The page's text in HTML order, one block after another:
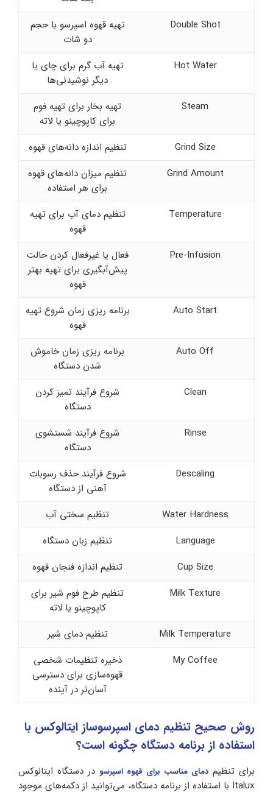
Double Shot
تهیه قهوه اسپرسو با حجم
دو شات
Hot Water
تهیه آب گرم برای چای یا
دیگر نوشیدنی‌ها
Steam
تهیه بخار برای تهیه فوم
برای کاپوچینو یا لاته
Grind Size
تنظیم اندازه دانه‌های قهوه
Grind Amount
تنظیم میزان دانه‌های قهوه
برای هر استفاده
Temperature
تنظیم دمای آب برای تهیه
قهوه
Pre-Infusion
فعال یا غیرفعال کردن حالت
پیش‌آبگیری برای تهیه بهتر
قهوه
Auto Start
برنامه ریزی زمان شروع تهیه
قهوه
Auto Off
برنامه ریزی زمان خاموش
شدن دستگاه
Clean
شروع فرآیند تمیز کردن
دستگاه
Rinse
شروع فرآیند شستشوی
دستگاه
Descaling
شروع فرآیند حذف رسوبات
آهنی از دستگاه
Water Hardness
تنظیم سختی آب
Language
تنظیم زبان دستگاه
Cup Size
تنظیم اندازه فنجان قهوه
Milk Texture
تنظیم طرح فوم شیر برای
کاپوچینو یا لاته
Milk Temperature
تنظیم دمای شیر
My Coffee
ذخیره تنظیمات شخصی
قهوه‌سازی برای دسترسی
آسان‌تر در آینده
روش صحیح تنظیم دمای اسپرسوساز ایتالوکس با
استفاده از برنامه دستگاه چگونه است؟
برای تنظیم دمای مناسب برای قهوه اسپرسو در دستگاه ایتالوکس
Italux با استفاده از برنامه دستگاه، می‌توانید از دکمه‌های موجود